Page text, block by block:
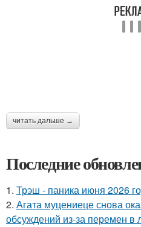
читать дальше →
Последние
1. Трэш - паника июня 2026
2. Агата муцениеце снова
обсуждений из-за перемен в